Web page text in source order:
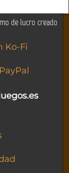
de lucro creado
Ko-Fi